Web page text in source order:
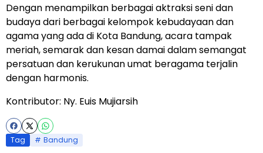
Dengan menampilkan berbagai aktraksi seni dan
budaya dari berbagai kelompok kebudayaan dan
agama yang ada di Kota Bandung, acara tampak
meriah, semarak dan kesan damai dalam semangat
persatuan dan kerukunan umat beragama terjalin
dengan harmonis.
Kontributor: Ny. Euis Mujiarsih
Tag Bandung